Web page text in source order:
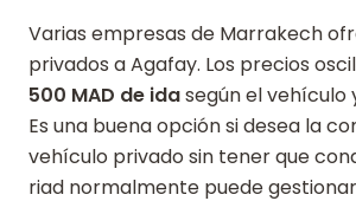
Varias empresas de Marrakech
privados a Agafay. Los precios
500 MAD de idasegún el vehículo
Es una buena opción si desea la
vehículo privado sin tener que
riad normalmente puede